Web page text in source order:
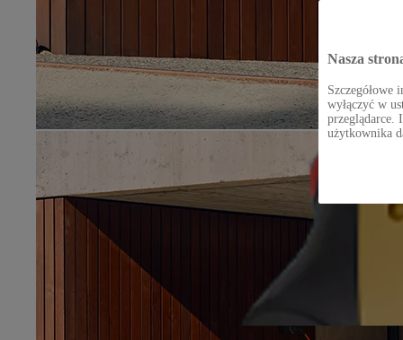
Nasza
Szczegółowe
wyłączyć w
przeglądarce.
użytkownika